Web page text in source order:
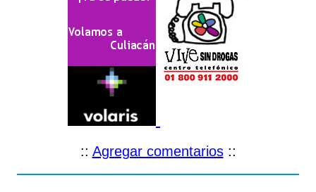
:: Agregar comentarios::